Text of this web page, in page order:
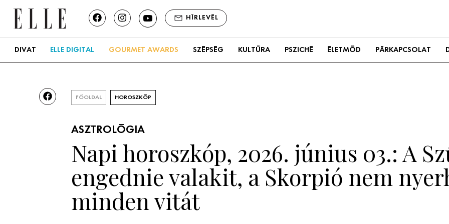
HÍRLEVÉL
DIVAT ELLE DIGITAL GOURMET AWARDS SZÉPSÉG KULTÚRA PSZICHÉ ÉLETMÓD PÁRKAPCSOLAT
FŐOLDAL HOROSZKÓP
ASZTROLÓGIA
Napi horoszkóp, 2026. június 03.: A
engednie valakit, a Skorpió nem
minden vitát